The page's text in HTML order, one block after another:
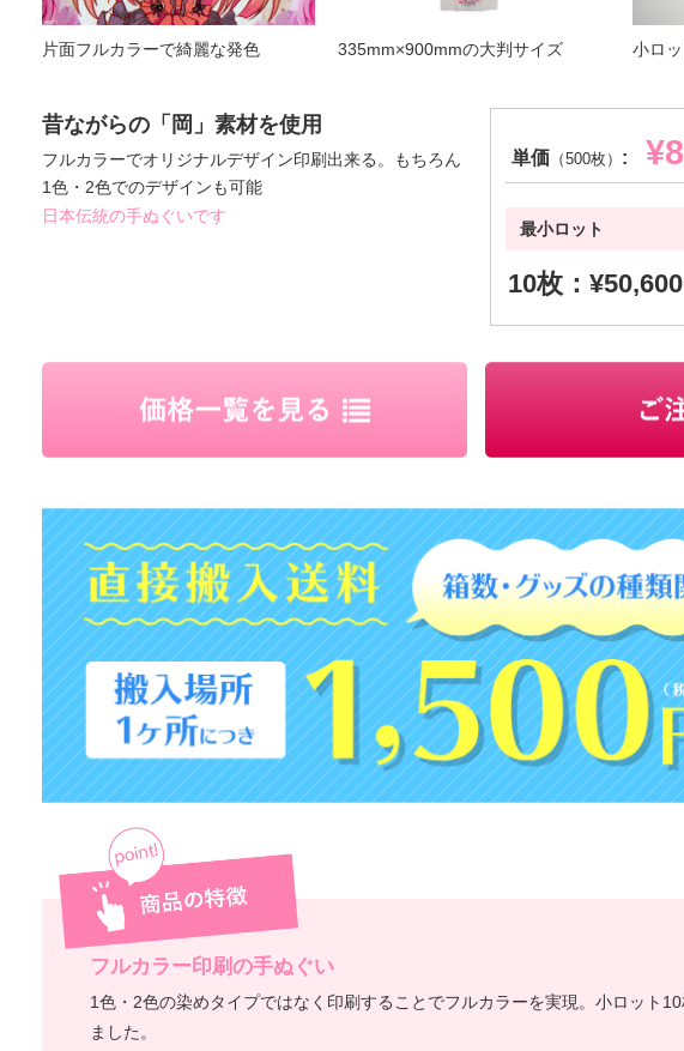
片面フルカラーで綺麗な発色 335mm×900mmの大判サイズ 小ロ
昔ながらの「岡」素材を使用
フルカラーでオリジナルデザイン印刷出来る。もちろん
1色・2色でのデザインも可能
日本伝統の手ぬぐいです
単価 （500枚） :
最小ロット
10枚：
フルカラー印刷の手ぬぐい
1色・2色の染めタイプではなく印刷することでフルカラーを実現。小ロット
ました。